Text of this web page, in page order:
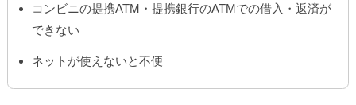
コンビニの提携ATM・提携銀行のATMでの借入・返済が
できない
ネットが使えないと不便